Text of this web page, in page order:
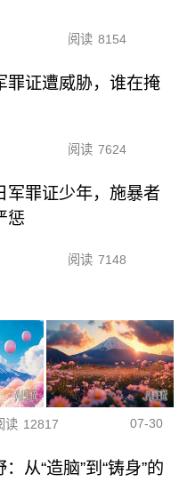
阅读 8154
罪证遭威胁，谁在掩
阅读 7624
军罪证少年，施暴者
惩
阅读 7148
读 12817 07-30
从“造脑”到“铸身”的